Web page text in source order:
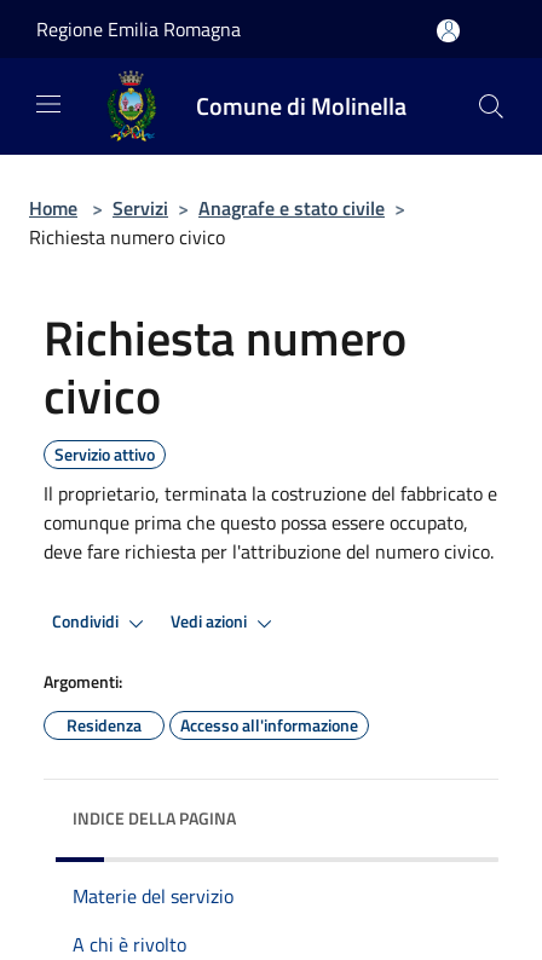
Regione Emilia Romagna
Comune di Molinella
Home > Servizi > Anagrafe e stato civile >
Richiesta numero civico
Richiesta numero
civico
Servizio attivo
Il proprietario, terminata la costruzione del fabbricato e
comunque prima che questo possa essere occupato,
deve fare richiesta per l'attribuzione del numero civico.
Condividi Vedi azioni
Argomenti:
Residenza
Accesso all'informazione
INDICE DELLA PAGINA
Materie del servizio
A chi è rivolto